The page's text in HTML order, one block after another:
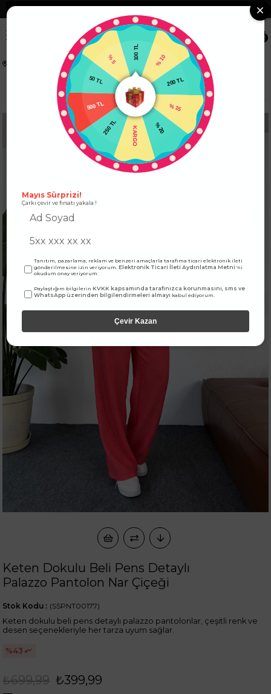
❯
0
KADIN ALT GİYİM PANTOLON
Keten Dokulu Beli Pens Detaylı Palazzo Pantolon Nar Çiçeği
Keten Dokulu Beli Pens Detaylı
Palazzo Pantolon Nar Çiçeği
(SSPNT00177)
Stok Kodu
Keten dokulu beli pens detaylı palazzo pantolonlar, çeşitli renk ve
desen seçenekleriyle her tarza uyum sağlar.
43
₺699,99 ₺399,99
100 TL
% 10
200 TL
% 15
% 20
KARGO
250 TL
50 TL
% 5
Mayıs Sürprizi!
Çarkı çevir ve fırsatı yakala !
Tanıtım, pazarlama, reklam ve benzeri amaçlarla tarafıma ticari elektronik ileti
gönderilmesine izin veriyorum.Elektronik Ticari İleti Aydınlatma Metni 'ni
okudum onay veriyorum.
Paylaştığım bilgilerinKVKK kapsamında tarafınızca korunmasını, sms ve
WhatsApp üzerinden bilgilendirmeleri almayı kabul ediyorum.
Çevir Kazan